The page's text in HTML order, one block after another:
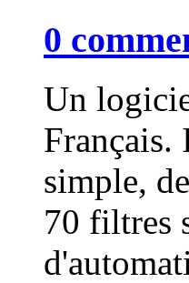
0
Un
Français.
simple,
70 filtres